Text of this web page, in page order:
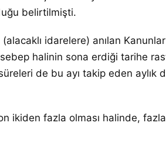
belirtilmişti.
idarelere) anılan
halinin sona erdiği tarihe
de bu ayı takip eden aylık
ikiden fazla olması halinde,